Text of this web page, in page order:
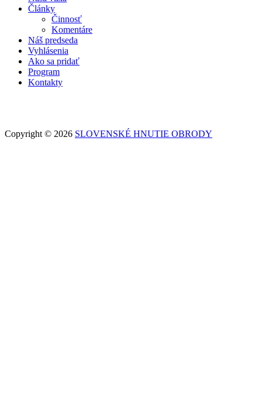
Články
Činnosť
Komentáre
Náš predseda
Vyhlásenia
Ako sa pridať
Program
Kontakty
Copyright © 2026 SLOVENSKÉ HNUTIE OBRODY